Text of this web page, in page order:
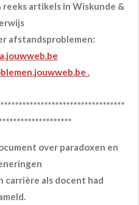
artikels in Wiskunde &
afstandsproblemen:
.
over paradoxen en
carrière als docent had